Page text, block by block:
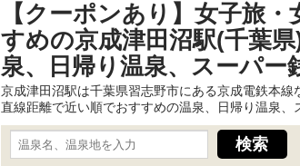
【クーポンあり】女子旅
すめの京成津田沼駅(千葉
泉、日帰り温泉、スーパー
京成津田沼駅は千葉県習志野市にある京成電鉄本
直線距離で近い順でおすすめの温泉、日帰り温泉、